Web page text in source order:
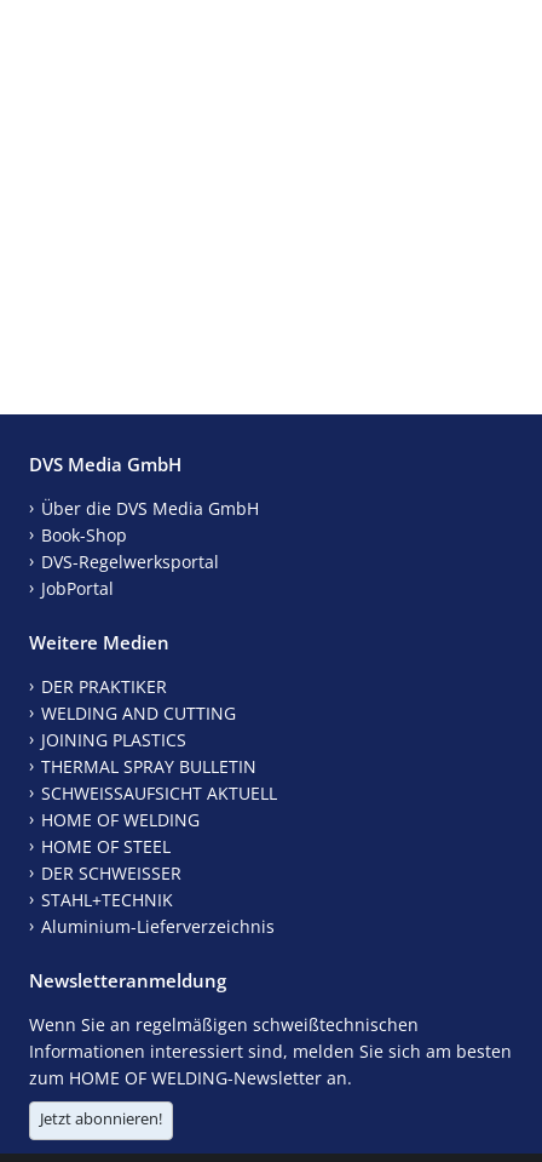
DVS Media GmbH
Über die DVS Media GmbH
Book-Shop
DVS-Regelwerksportal
JobPortal
Weitere Medien
DER PRAKTIKER
WELDING AND CUTTING
JOINING PLASTICS
THERMAL SPRAY BULLETIN
SCHWEISSAUFSICHT AKTUELL
HOME OF WELDING
HOME OF STEEL
DER SCHWEISSER
STAHL+TECHNIK
Aluminium-Lieferverzeichnis
Newsletteranmeldung
Wenn Sie an regelmäßigen schweißtechnischen
Informationen interessiert sind, melden Sie sich am besten
zum HOME OF WELDING-Newsletter an.
Jetzt abonnieren!